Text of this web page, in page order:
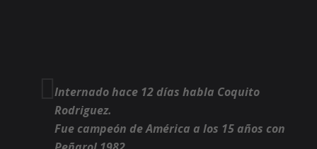
Internado hace 12 días habla Coquito
Rodriguez.
Fue campeón de América a los 15 años con